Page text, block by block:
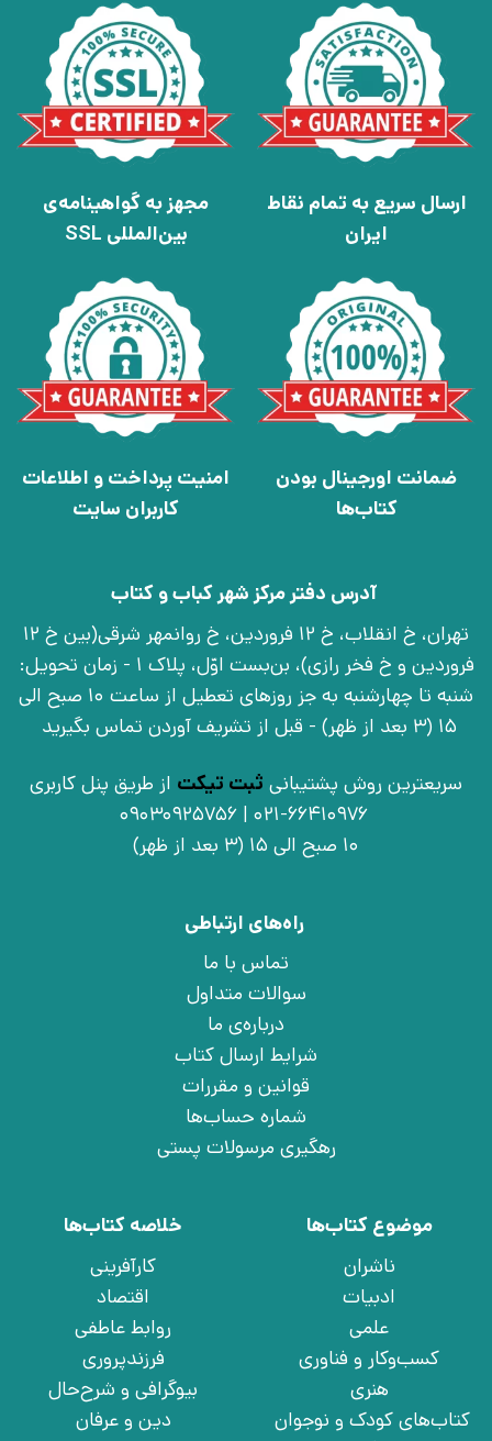
ارسال سریع به تمام نقاط
ایران
مجهز به گواهینامه‌ی
بین‌المللی SSL
ضمانت اورجینال بودن
کتاب‌ها
امنیت پرداخت و اطلاعات
کاربران سایت
آدرس دفتر مرکز شهر کباب و کتاب
تهران، خ انقلاب، خ 12 فروردین، خ روانمهر شرقی(بین خ 12
فروردین و خ فخر رازی)، بن‌بست اوّل، پلاک 1 - زمان تحویل:
شنبه تا چهارشنبه به جز روزهای تعطیل از ساعت 10 صبح الی
15 (3 بعد از ظهر) - قبل از تشریف آوردن تماس بگیرید
سریعترین روش پشتیبانی ثبت تیکت از طریق پنل کاربری
021-66410976 | 09030925756
10 صبح الی 15 (3 بعد از ظهر)
راه‌های ارتباطی
تماس با ما
سوالات متداول
درباره‌ی ما
شرایط ارسال کتاب
قوانین و مقررات
شماره حساب‌ها
رهگیری مرسولات پستی
موضوع کتاب‌ها
ناشران
ادبیات
علمی
کسب‌وکار و فناوری
هنری
کتاب‌های کودک و نوجوان
خلاصه کتاب‌ها
کارآفرینی
اقتصاد
روابط عاطفی
فرزندپروری
بیوگرافی و شرح‌حال
دین و عرفان